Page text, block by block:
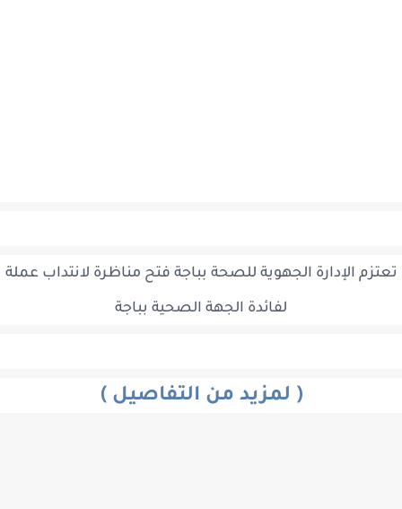
الإدارة الجهوية للصحة بباجة فتح مناظرة لانتداب عملة
لفائدة الجهة الصحية بباجة
لمزيد من التفاصيل)